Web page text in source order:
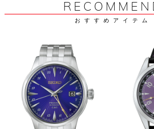
おすすめアイテム